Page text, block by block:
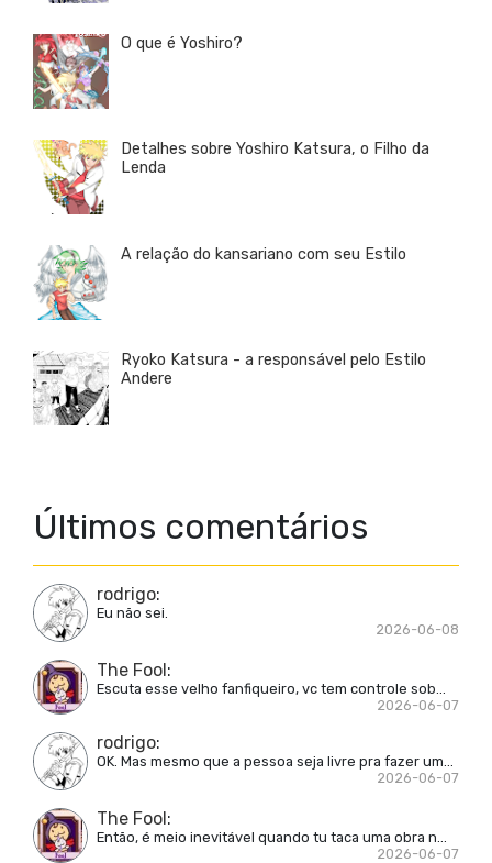
O que é Yoshiro?
Detalhes sobre Yoshiro Katsura, o Filho da
Lenda
A relação do kansariano com seu Estilo
Ryoko Katsura - a responsável pelo Estilo
Andere
Últimos comentários
rodrigo:
Eu não sei.
2026-06-08
The Fool:
Escuta esse velho fanfiqueiro, vc tem controle sob...
2026-06-07
rodrigo:
OK. Mas mesmo que a pessoa seja livre pra fazer um...
2026-06-07
The Fool:
Então, é meio inevitável quando tu taca uma obra n...
2026-06-07